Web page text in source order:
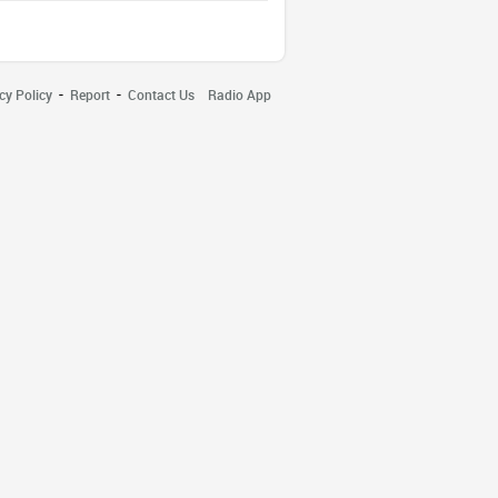
Policy - Report - Contact Us Radio App